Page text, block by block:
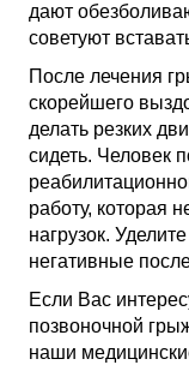
дают
советуют
После лечения
скорейшего
делать резких
сидеть. Человек
работу, которая
нагрузок.
негативные
Если Вас
позвоночной
наши